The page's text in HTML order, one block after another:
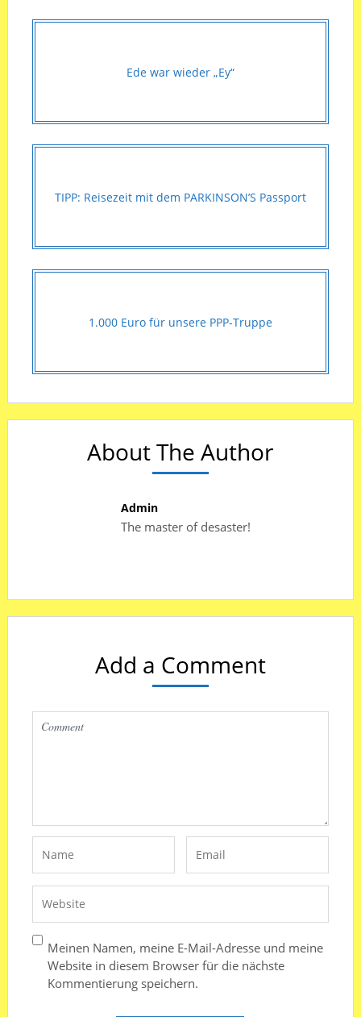
Ede war wieder „Ey“
TIPP: Reisezeit mit dem PARKINSON’S Passport
1.000 Euro für unsere PPP-Truppe
About The Author
Admin
The master of desaster!
Add a Comment
Meinen Namen, meine E-Mail-Adresse und meine
Website in diesem Browser für die nächste
Kommentierung speichern.